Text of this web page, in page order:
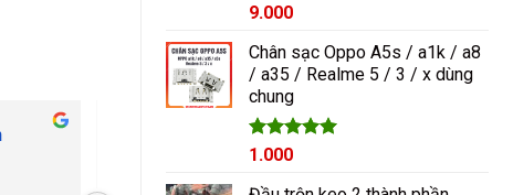
Được xếp
5 sao
9.000
Chân sạc Oppo A5s / a1k / a8
/ a35 / Realme 5 / 3 / x dùng
chung
Được xếp
5 sao
1.000